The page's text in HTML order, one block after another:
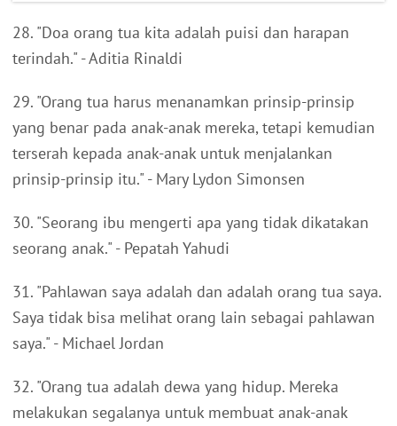
28. "Doa orang tua kita adalah puisi dan harapan
terindah." - Aditia Rinaldi
29. "Orang tua harus menanamkan prinsip-prinsip
yang benar pada anak-anak mereka, tetapi kemudian
terserah kepada anak-anak untuk menjalankan
prinsip-prinsip itu." - Mary Lydon Simonsen
30. "Seorang ibu mengerti apa yang tidak dikatakan
seorang anak." - Pepatah Yahudi
31. "Pahlawan saya adalah dan adalah orang tua saya.
Saya tidak bisa melihat orang lain sebagai pahlawan
saya." - Michael Jordan
32. "Orang tua adalah dewa yang hidup. Mereka
melakukan segalanya untuk membuat anak-anak